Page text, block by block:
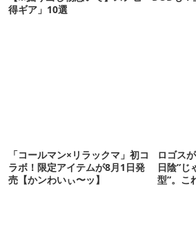
得ギア」10選
「コールマン×リラックマ」初コ
ラボ！限定アイテムが8月1日発
売【かンわいぃ〜ッ】
ロゴス
日陰”じ
型”。こ